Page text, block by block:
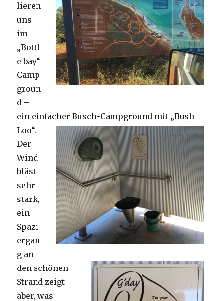
lieren
uns
im
„Bottl
e bay“
Camp
groun
d –
ein einfacher Busch-Campground mit „Bush
Loo“.
Der
Wind
bläst
sehr
stark,
ein
Spazi
ergan
g an
den schönen
Strand zeigt
aber, was